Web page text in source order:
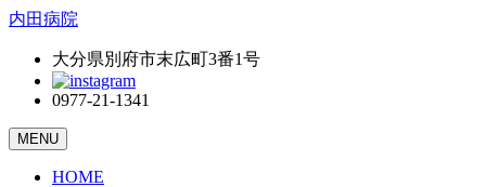
内田病院
大分県別府市末広町3番1号
0977-21-1341
MENU
HOME